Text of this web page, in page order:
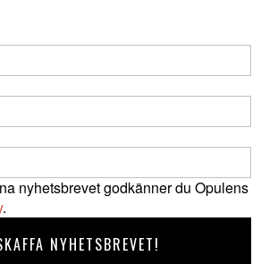
nyhetsbrevet godkänner du Opulens
.